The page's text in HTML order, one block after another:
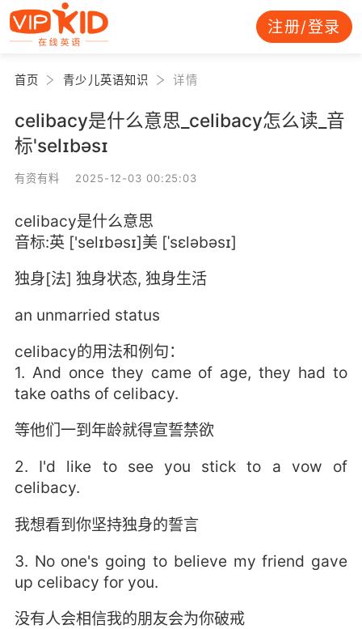
注册/登录
首页 青少儿英语知识 详情
celibacy是什么意思_celibacy怎么读_音
标'selɪbəsɪ
有资有料 2025-12-03 00:25:03
celibacy是什么意思
音标:英 ['selɪbəsɪ]美 [ˈsɛləbəsɪ]
独身[法] 独身状态, 独身生活
an unmarried status
celibacy的用法和例句：
1. And once they came of age, they had to
take oaths of celibacy.
等他们一到年龄就得宣誓禁欲
2. I'd like to see you stick to a vow of
celibacy.
我想看到你坚持独身的誓言
3. No one's going to believe my friend gave
up celibacy for you.
没有人会相信我的朋友会为你破戒